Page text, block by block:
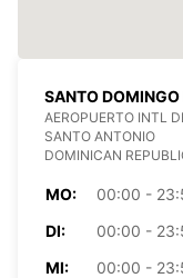
SANTO
AEROPUERTO INTL
SANTO ANTONIO
DOMINICAN
MO:
00:00 -
DI:
00:00 -
MI:
00:00 -